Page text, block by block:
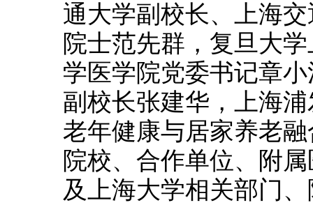
通大学副校长、上海
院士范先群，复旦大
学医学院党委书记章
副校长张建华，上海
老年健康与居家养老
院校、合作单位、附
及上海大学相关部门